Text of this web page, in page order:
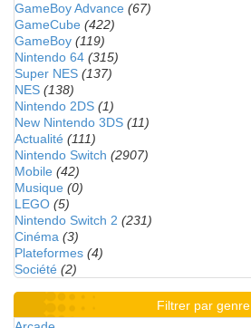
GameBoy Advance (67)
GameCube (422)
GameBoy (119)
Nintendo 64 (315)
Super NES (137)
NES (138)
Nintendo 2DS (1)
New Nintendo 3DS (11)
Actualité (111)
Nintendo Switch (2907)
Mobile (42)
Musique (0)
LEGO (5)
Nintendo Switch 2 (231)
Cinéma (3)
Plateformes (4)
Société (2)
Filtrer par genre